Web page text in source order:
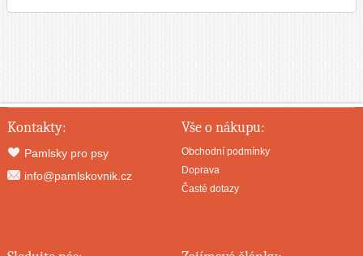
Kontakty:
Pamlsky pro psy
info@pamlskovnik.cz
Vše o nákupu:
Obchodní podmínky
Doprava
Časté dotazy